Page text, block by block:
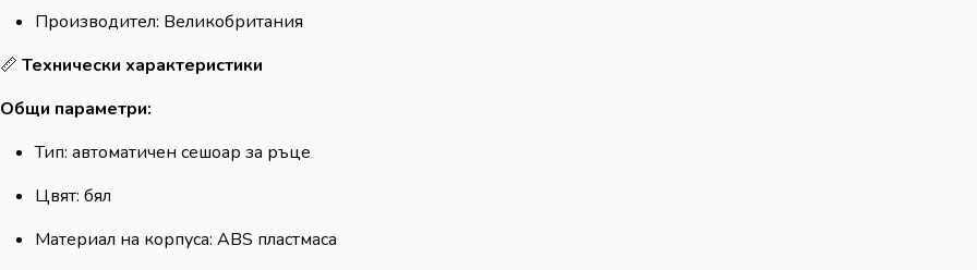
Производител: Великобритания
📏 Технически характеристики
Общи параметри:
Тип: автоматичен сешоар за ръце
Цвят: бял
Материал на корпуса: ABS пластмаса